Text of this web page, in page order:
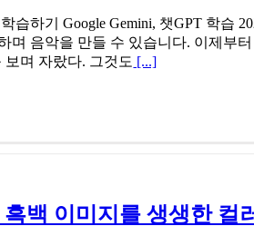
습하기 Google Gemini, 챗GPT 학습
며 음악을 만들 수 있습니다. 이제부
며 자랐다. 그것도 [...]
백 이미지를 생생한 컬